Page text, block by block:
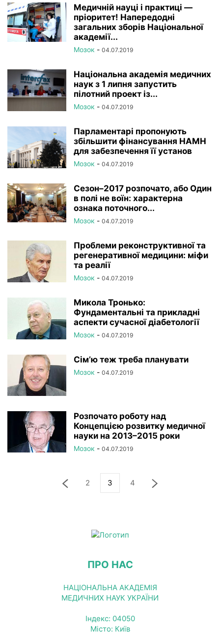
Медичній науці і практиці —
пріоритет! Напередодні
загальних зборів Національної
академії...
Мозок - 04.07.2019
Національна академія медичних
наук з 1 липня запустить
пілотний проект із...
Мозок - 04.07.2019
Парламентарі пропонують
збільшити фінансування НАМН
для забезпечення її установ
Мозок - 04.07.2019
Сезон–2017 розпочато, або Один
в полі не воїн: характерна
ознака поточного...
Мозок - 04.07.2019
Проблеми реконструктивної та
регенеративної медицини: міфи
та реалії
Мозок - 04.07.2019
Микола Тронько:
Фундаментальні та прикладні
аспекти сучасної діабетології
Мозок - 04.07.2019
Сім’ю теж треба планувати
Мозок - 04.07.2019
Розпочато роботу над
Концепцією розвитку медичної
науки на 2013–2015 роки
Мозок - 04.07.2019
2 3 4
ПРО НАС
НАЦІОНАЛЬНА АКАДЕМІЯ
МЕДИЧНИХ НАУК УКРАЇНИ
Індекс: 04050
Місто: Київ